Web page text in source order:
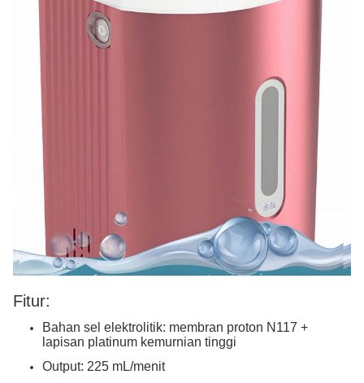
Fitur:
Bahan sel elektrolitik: membran proton N117 +
lapisan platinum kemurnian tinggi
Output: 225 mL/menit